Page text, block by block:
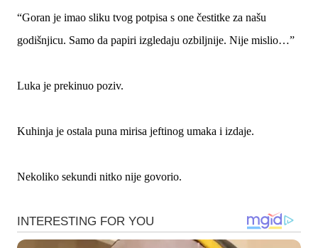
“Goran je imao sliku tvog potpisa s one čestitke za našu
godišnjicu. Samo da papiri izgledaju ozbiljnije. Nije mislio…”
Luka je prekinuo poziv.
Kuhinja je ostala puna mirisa jeftinog umaka i izdaje.
Nekoliko sekundi nitko nije govorio.